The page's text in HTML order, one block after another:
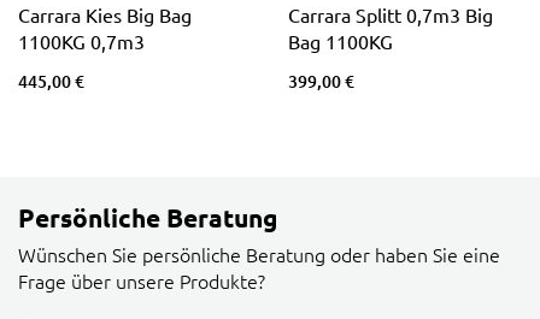
Carrara Kies Big Bag
1100KG 0,7m3
445,00 €
Carrara Splitt 0,7m3 Big
Bag 1100KG
399,00 €
Persönliche Beratung
Wünschen Sie persönliche Beratung oder haben Sie eine
Frage über unsere Produkte?